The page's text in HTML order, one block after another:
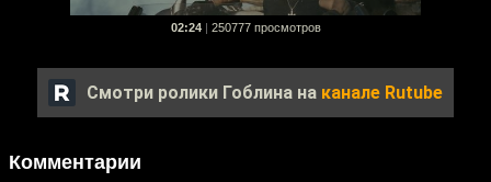
02:24 250777 просмотров
Смотри ролики Гоблина на канале Rutube
Комментарии